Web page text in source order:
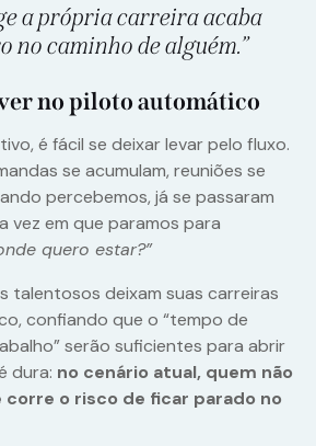
a própria carreira acaba
no caminho de alguém.”
no piloto automático
é fácil se deixar levar pelo fluxo.
se acumulam, reuniões se
percebemos, já se passaram
vez em que paramos para
quero estar?”
talentosos deixam suas carreiras
confiando que o “tempo de
serão suficientes para abrir
dura: no cenário atual, quem não
corre o risco de ficar parado no